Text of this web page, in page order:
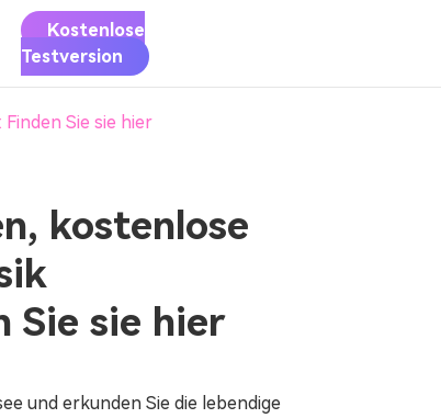
Sie Apple Music auf MP3
Kostenlose
Testversion
JETZT KAUFEN
Sie sie hier
kostenlose
Sie sie hier
und erkunden Sie die lebendige